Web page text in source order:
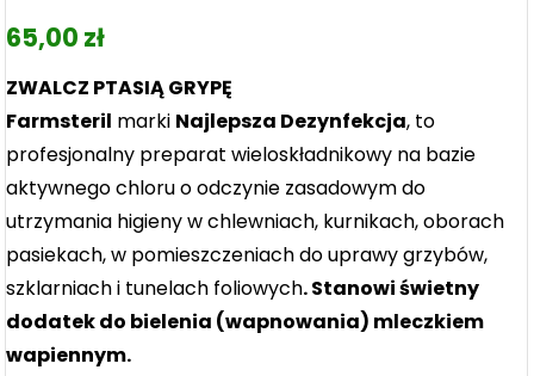
65,00 zł
ZWALCZ PTASIĄ GRYPĘ
Farmsteril marki Najlepsza Dezynfekcja, to
profesjonalny preparat wieloskładnikowy na bazie
aktywnego chloru o odczynie zasadowym do
utrzymania higieny w chlewniach, kurnikach, oborach
pasiekach, w pomieszczeniach do uprawy grzybów,
szklarniach i tunelach foliowych. Stanowi świetny
dodatek do bielenia (wapnowania) mleczkiem
wapiennym.